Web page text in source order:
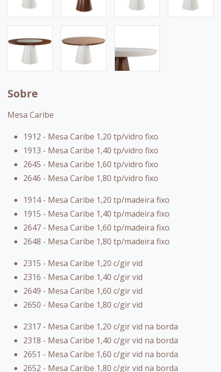
Sobre
Mesa Caribe
1912 - Mesa Caribe 1,20 tp/vidro fixo
1913 - Mesa Caribe 1,40 tp/vidro fixo
2645 - Mesa Caribe 1,60 tp/vidro fixo
2646 - Mesa Caribe 1,80 tp/vidro fixo
1914 - Mesa Caribe 1,20 tp/madeira fixo
1915 - Mesa Caribe 1,40 tp/madeira fixo
2647 - Mesa Caribe 1,60 tp/madeira fixo
2648 - Mesa Caribe 1,80 tp/madeira fixo
2315 - Mesa Caribe 1,20 c/gir vid
2316 - Mesa Caribe 1,40 c/gir vid
2649 - Mesa Caribe 1,60 c/gir vid
2650 - Mesa Caribe 1,80 c/gir vid
2317 - Mesa Caribe 1,20 c/gir vid na borda
2318 - Mesa Caribe 1,40 c/gir vid na borda
2651 - Mesa Caribe 1,60 c/gir vid na borda
2652 - Mesa Caribe 1,80 c/gir vid na borda